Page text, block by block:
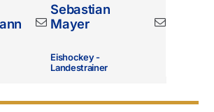
Sebastian
Mayer
Eishockey -
Landestrainer